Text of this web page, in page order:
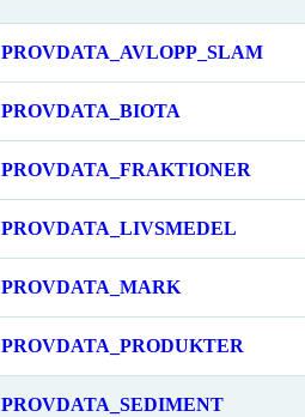
PROVDATA_AVLOPP_SLAM
PROVDATA_BIOTA
PROVDATA_FRAKTIONER
PROVDATA_LIVSMEDEL
PROVDATA_MARK
PROVDATA_PRODUKTER
PROVDATA_SEDIMENT